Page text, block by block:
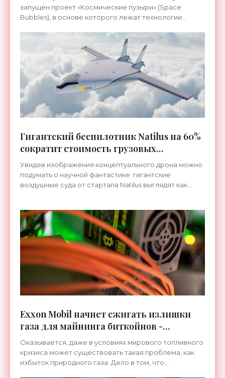
запущен проект «Космические пузыри» (Space
Bubbles), в основе которого лежат технологии
только в теории и
Гигантский беспилотник Natilus на 60%
сократит стоимость грузовых
авиаперевозок - «Транспорт»
Увидев изображения концептуального дрона можно
подумать о научной фантастике: гигантские
воздушные суда от стартапа Natilus выглядят как
Exxon Mobil начнет сжигать излишки
газа для майнинга биткойнов -
«Техника»
Оказывается, даже в условиях мирового топливного
кризиса может существовать такая проблема, как
избыток природного газа. Дело в том, что